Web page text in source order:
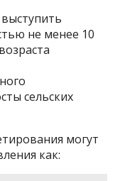
не менее 10
сельских
могут
как: